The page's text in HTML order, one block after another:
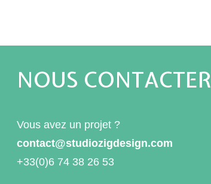
NOUS CONTACTER
Vous avez un projet ?
contact@studiozigdesign.com
+33(0)6 74 38 26 53